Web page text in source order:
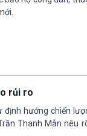
rủi ro
định hướng chiến
Thanh Mẫn nêu